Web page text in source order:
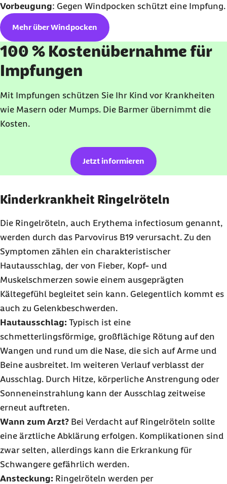
Vorbeugung: Gegen Windpocken schützt eine Impfung.
Mehr über Windpocken
100 % Kostenübernahme für
Impfungen
Mit Impfungen schützen Sie Ihr Kind vor Krankheiten
wie Masern oder Mumps. Die Barmer übernimmt die
Kosten.
Jetzt informieren
Kinderkrankheit Ringelröteln
Die Ringelröteln, auch Erythema infectiosum genannt,
werden durch das Parvovirus B19 verursacht. Zu den
Symptomen zählen ein charakteristischer
Hautausschlag, der von Fieber, Kopf- und
Muskelschmerzen sowie einem ausgeprägten
Kältegefühl begleitet sein kann. Gelegentlich kommt es
auch zu Gelenkbeschwerden.
Hautausschlag: Typisch ist eine
schmetterlingsförmige, großflächige Rötung auf den
Wangen und rund um die Nase, die sich auf Arme und
Beine ausbreitet. Im weiteren Verlauf verblasst der
Ausschlag. Durch Hitze, körperliche Anstrengung oder
Sonneneinstrahlung kann der Ausschlag zeitweise
erneut auftreten.
Wann zum Arzt? Bei Verdacht auf Ringelröteln sollte
eine ärztliche Abklärung erfolgen. Komplikationen sind
zwar selten, allerdings kann die Erkrankung für
Schwangere gefährlich werden.
Ansteckung: Ringelröteln werden per